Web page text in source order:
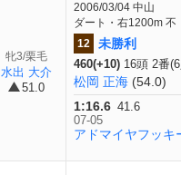
牝3/栗毛
水出 大介
51.0
2006/03/04 中山
ダート・右1200m 不
12
未勝利
460(+10) 16頭 2番
松岡 正海 (54.0)
1:16.6 41.6
07-05
アドマイヤフッキ